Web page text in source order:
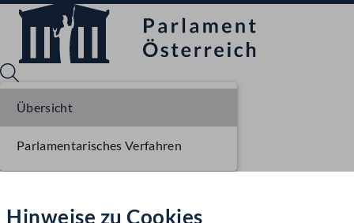
Hilfe
Hinweise zu Cookies
Übersicht
Parlamentarisches Verfahren